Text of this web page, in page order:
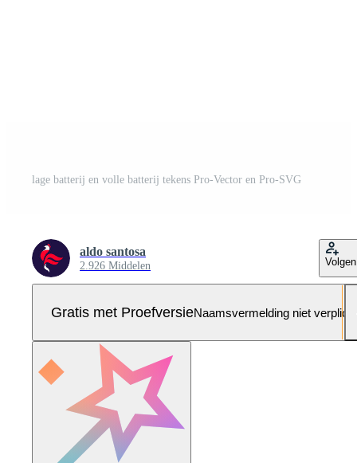
lage batterij en volle batterij tekens Pro-Vector en Pro-SVG
aldo santosa
2.926 Middelen Volgen
Gratis met ProefversieNaamsvermelding niet verplicht